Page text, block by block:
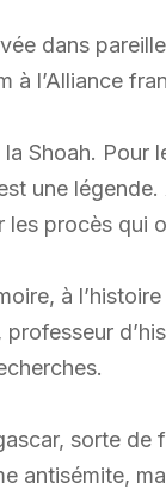
dans
à l’Alliance
Shoah. Pour
une
procès qui
à
sorte de
antisémite,